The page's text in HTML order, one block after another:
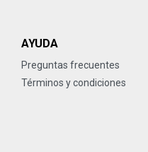
AYUDA
Preguntas frecuentes
Términos y condiciones